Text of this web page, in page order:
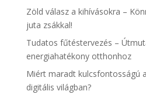
Zöld válasz a kihívásokra –
juta zsákkal!
Tudatos fűtéstervezés –
energiahatékony otthonhoz
Miért maradt kulcsfontosságú
digitális világban?